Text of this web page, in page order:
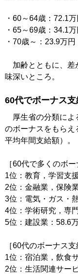
・60～64歳：72.1
・65～69歳：34.1
・70歳～：23.9万
加齢とともに、差
味深いところ。
60代でボーナス
厚生省の分類によ
のボーナスをもら
平均年間支給額）。
［60代で多くのボ
1位：教育，学習支
2位：金融業，保険
3位：電気・ガス・
4位：学術研究，専
5位：建設業：58.6
［60代のボーナス
1位：宿泊業，飲食
2位：生活関連サー